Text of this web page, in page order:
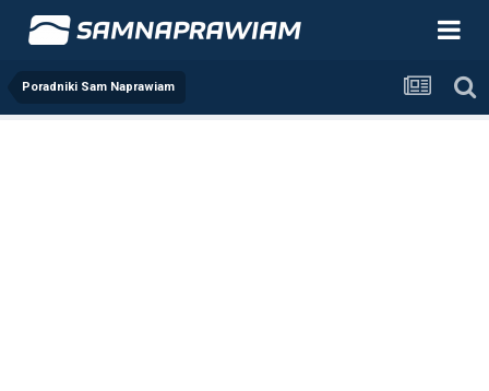
Poradniki Sam Naprawiam